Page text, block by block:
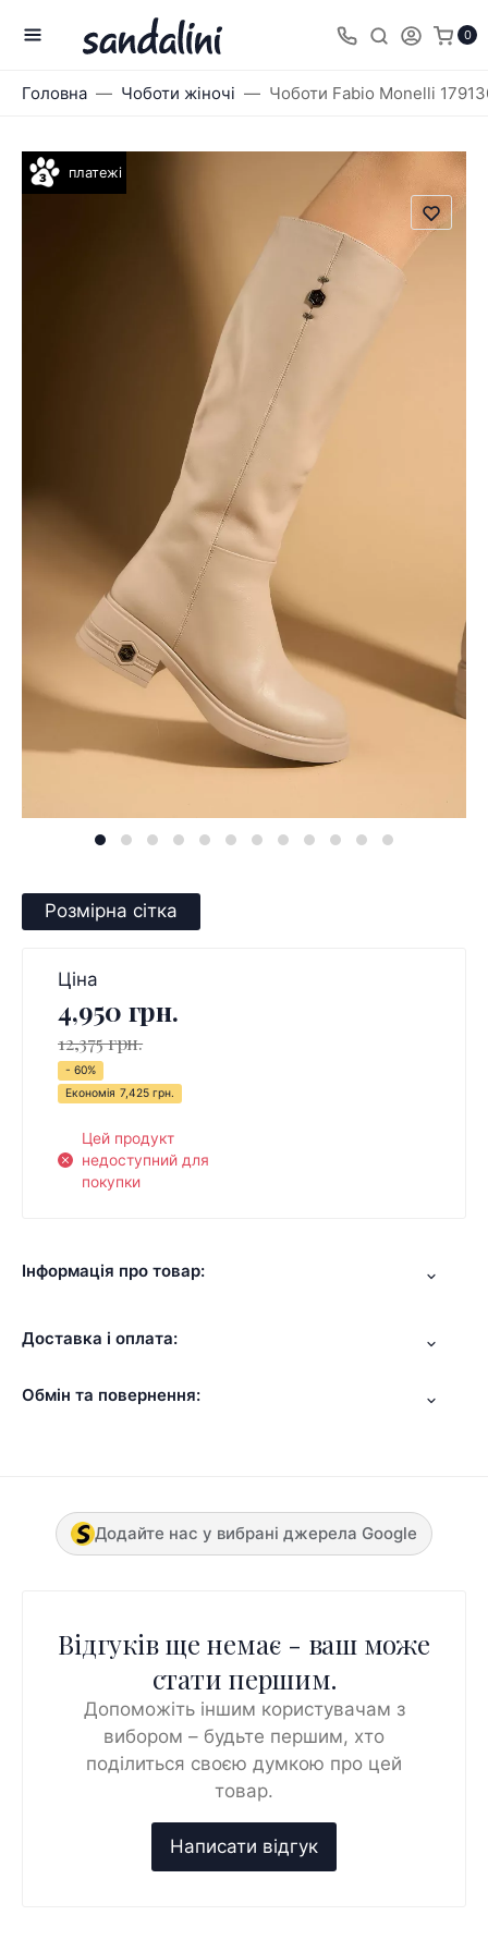
0
Головна Чоботи жіночі Чоботи Fabio Monelli
платежі
Розмірна сітка
Ціна
4,950 грн.
12,375 грн.
- 60%
Економія 7,425 грн.
Цей продукт
недоступний для
покупки
Інформація про товар:
Доставка і оплата:
Обмін та повернення:
Додайте нас у вибрані джерела Google
Відгуків ще немає - ваш може
стати першим.
Допоможіть іншим користувачам з
вибором – будьте першим, хто
поділиться своєю думкою про цей
товар.